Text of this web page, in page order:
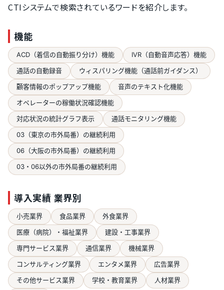
CTIシステムで検索されているワードを紹介します。
機能
ACD（着信の自動振り分け）機能
IVR（自動音声応答）機能
通話の自動録音
ウィスパリング機能（通話前ガイダンス）
顧客情報のポップアップ機能
音声のテキスト化機能
オペレーターの稼働状況確認機能
対応状況の統計グラフ表示
通話モニタリング機能
03（東京の市外局番）の継続利用
06（大阪の市外局番）の継続利用
03・06以外の市外局番の継続利用
導入実績 業界別
小売業界 食品業界
外食業界
医療（病院）・福祉業界
建設・工事業界
専門サービス業界
通信業界
機械業界
コンサルティング業界
エンタメ業界
広告業界
その他サービス業界
学校・教育業界 人材業界